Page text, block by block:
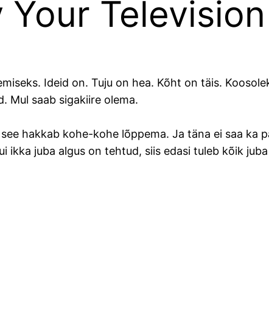
Television
Ideid on. Tuju on hea. Kõht on täis.
Mul saab sigakiire olema.
hakkab kohe-kohe lõppema. Ja täna ei saa ka
ikka juba algus on tehtud, siis edasi tuleb kõik